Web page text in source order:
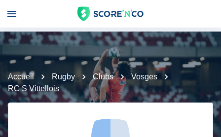
Accueil Rugby Clubs
Vosges
RC S Vittellois